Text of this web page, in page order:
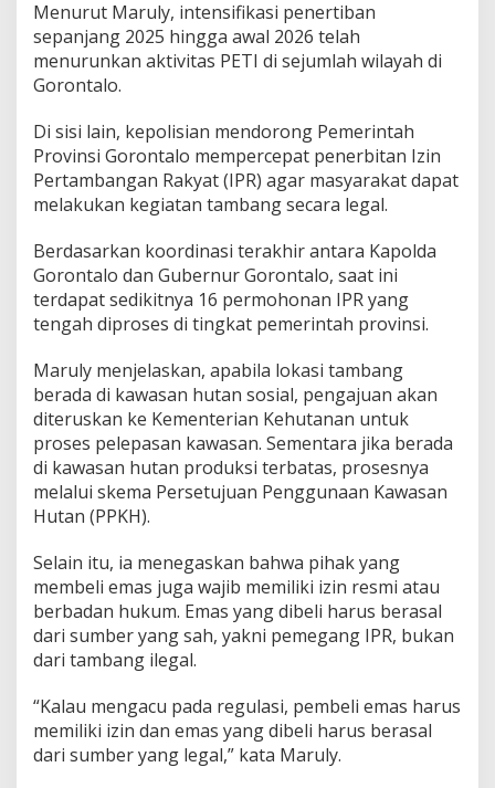
Menurut Maruly, intensifikasi penertiban
sepanjang 2025 hingga awal 2026 telah
menurunkan aktivitas PETI di sejumlah wilayah di
Gorontalo.
Di sisi lain, kepolisian mendorong Pemerintah
Provinsi Gorontalo mempercepat penerbitan Izin
Pertambangan Rakyat (IPR) agar masyarakat dapat
melakukan kegiatan tambang secara legal.
Berdasarkan koordinasi terakhir antara Kapolda
Gorontalo dan Gubernur Gorontalo, saat ini
terdapat sedikitnya 16 permohonan IPR yang
tengah diproses di tingkat pemerintah provinsi.
Maruly menjelaskan, apabila lokasi tambang
berada di kawasan hutan sosial, pengajuan akan
diteruskan ke Kementerian Kehutanan untuk
proses pelepasan kawasan. Sementara jika berada
di kawasan hutan produksi terbatas, prosesnya
melalui skema Persetujuan Penggunaan Kawasan
Hutan (PPKH).
Selain itu, ia menegaskan bahwa pihak yang
membeli emas juga wajib memiliki izin resmi atau
berbadan hukum. Emas yang dibeli harus berasal
dari sumber yang sah, yakni pemegang IPR, bukan
dari tambang ilegal.
“Kalau mengacu pada regulasi, pembeli emas harus
memiliki izin dan emas yang dibeli harus berasal
dari sumber yang legal,” kata Maruly.